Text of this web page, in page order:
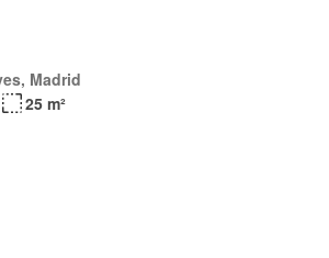
Madrid
25 m²